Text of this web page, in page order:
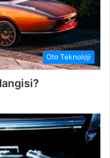
Oto Teknoloji